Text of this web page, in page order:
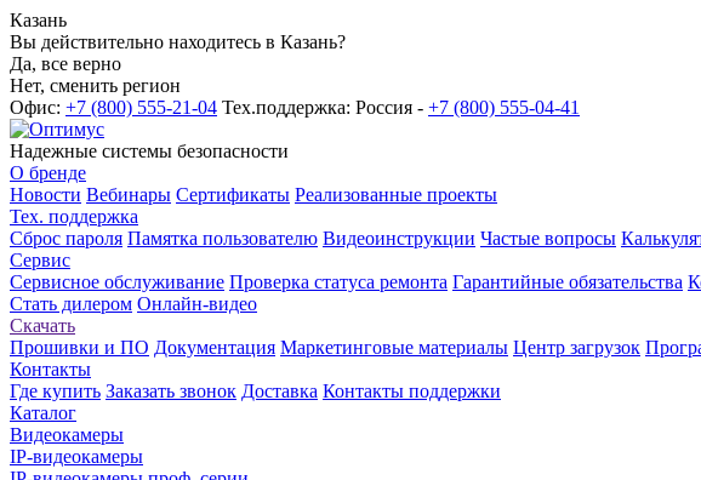
Казань
Вы действительно находитесь в Казань?
Да, все верно
Нет, сменить регион
Офис: +7 (800) 555-21-04 Тех.поддержка: Россия - +7 (800) 555-04-41
Надежные системы безопасности
О бренде
Новости Вебинары Сертификаты Реализованные проекты
Тех. поддержка
Сброс пароля Памятка пользователю Видеоинструкции Частые вопросы
Сервис
Сервисное обслуживание Проверка статуса ремонта Гарантийные обязательства
Стать дилером Онлайн-видео
Скачать
Прошивки и ПО Документация Маркетинговые материалы Центр загрузок
Контакты
Где купить Заказать звонок Доставка Контакты поддержки
Каталог
Видеокамеры
IP-видеокамеры